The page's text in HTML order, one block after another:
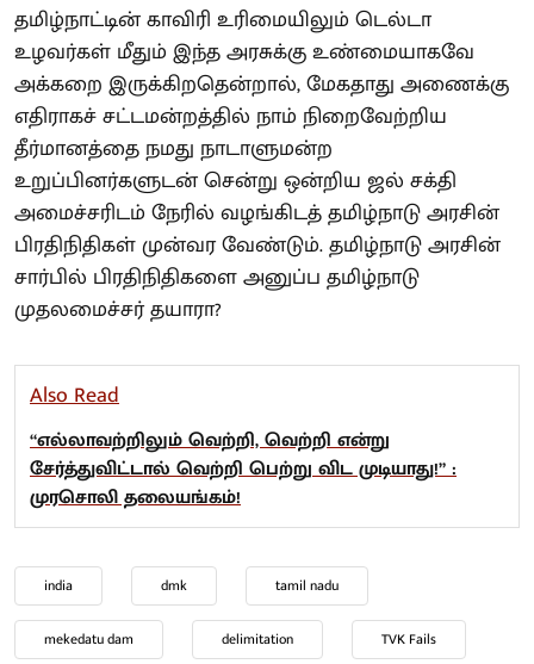
தமிழ்நாட்டின் காவிரி உரிமையிலும் டெல்டா
உழவர்கள் மீதும் இந்த அரசுக்கு உண்மையாகவே
அக்கறை இருக்கிறதென்றால், மேகதாது அணைக்கு
எதிராகச் சட்டமன்றத்தில் நாம் நிறைவேற்றிய
தீர்மானத்தை நமது நாடாளுமன்ற
உறுப்பினர்களுடன் சென்று ஒன்றிய ஜல் சக்தி
அமைச்சரிடம் நேரில் வழங்கிடத் தமிழ்நாடு அரசின்
பிரதிநிதிகள் முன்வர வேண்டும். தமிழ்நாடு அரசின்
சார்பில் பிரதிநிதிகளை அனுப்ப தமிழ்நாடு
முதலமைச்சர் தயாரா?
Also Read
“எல்லாவற்றிலும் வெற்றி, வெற்றி என்று
சேர்த்துவிட்டால் வெற்றி பெற்று விட முடியாது!” :
முரசொலி தலையங்கம்!
india dmk tamil nadu
mekedatu dam delimitation TVK Fails